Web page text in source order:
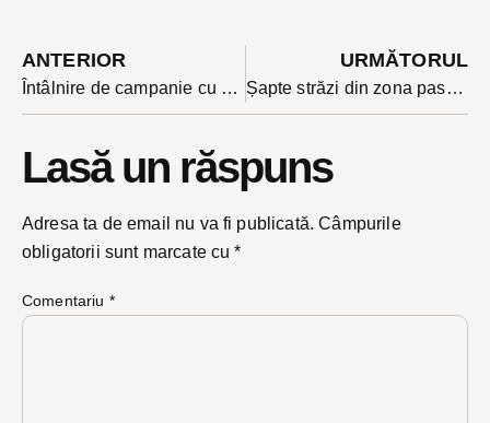
ANTERIOR
Întâlnire de campanie cu ușile închise la Bistrița cu staff-urile partidelor care-l susțin pe Crin Antonescu și primarii lor. Boc și Grindeanu în prezidiu VIDEO
URMĂTORUL
Șapte străzi din zona pasarelei noi din Bistrița vor avea în sfârșit rețea nouă de iluminat. O contestație a amânat patru luni începerea execuției
Lasă un răspuns
Adresa ta de email nu va fi publicată. Câmpurile
obligatorii sunt marcate cu*
Comentariu *